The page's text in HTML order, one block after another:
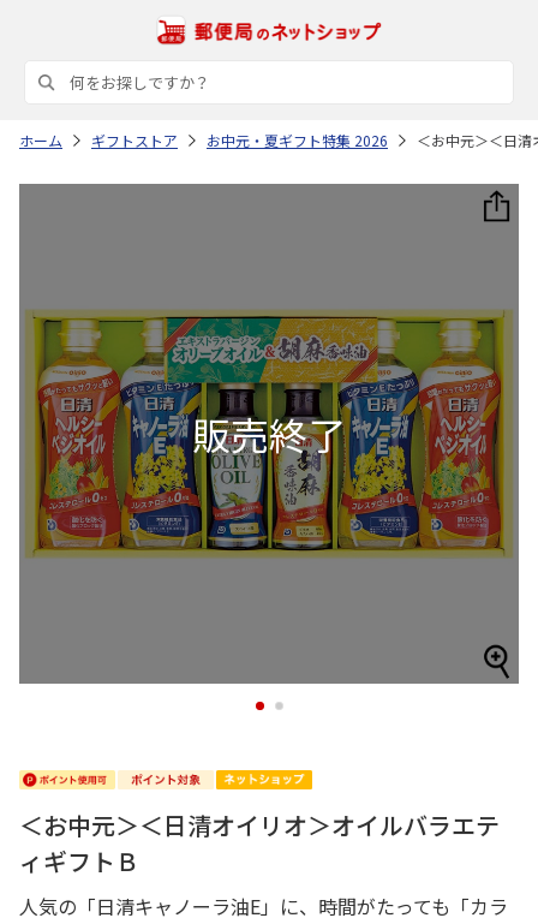
ホーム ギフトストア お中元・夏ギフト特集 2026 ＜お中元＞＜日
1 2
＜お中元＞＜日清オイリオ＞オイルバラエテ
ィギフトＢ
人気の「日清キャノーラ油E」に、時間がたっても「カラ